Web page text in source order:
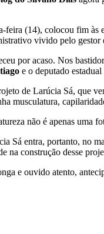
(14), colocou fim às
vivido pelo
por acaso. Nos
e o deputado estadual
de Larúcia Sá, que
musculatura,
não é apenas
Sá entra, portanto, no
na construção desse
e ouvido atento,